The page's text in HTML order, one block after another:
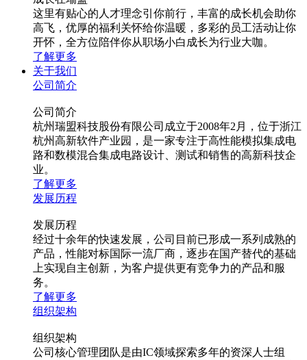
这里有贴心的人才理念引你前行，丰富的成长机会助你
高飞，优厚的福利关怀给你温暖，多彩的员工活动让你
开怀，全方位陪伴你从职场小白成长为行业大咖。
了解更多
关于我们
公司简介
公司简介
杭州瑞盟科技股份有限公司成立于2008年2月，位于浙江
杭州高新软件产业园，是一家专注于高性能模拟集成电
路和数模混合集成电路设计、测试和销售的高新科技企
业。
了解更多
发展历程
发展历程
经过十余年的快速发展，公司目前已形成一系列成熟的
产品，性能对标国际一流厂商，逐步在国产替代的基础
上实现自主创新，为客户提供更有竞争力的产品和服
务。
了解更多
组织架构
组织架构
公司核心管理团队是由IC领域探索多年的资深人士组